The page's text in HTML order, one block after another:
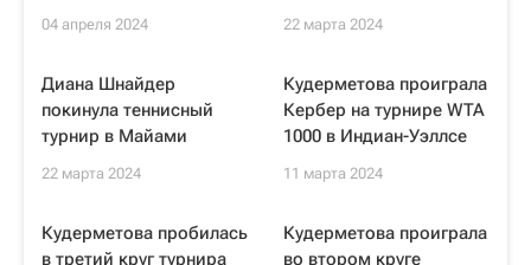
04 апреля 2024 22 марта 2024
Диана Шнайдер
покинула теннисный
турнир в Майами
22 марта 2024
Кудерметова проиграла
Кербер на турнире WTA
1000 в Индиан-Уэллсе
11 марта 2024
Кудерметова пробилась
в третий круг турнира
Кудерметова проиграла
во втором круге